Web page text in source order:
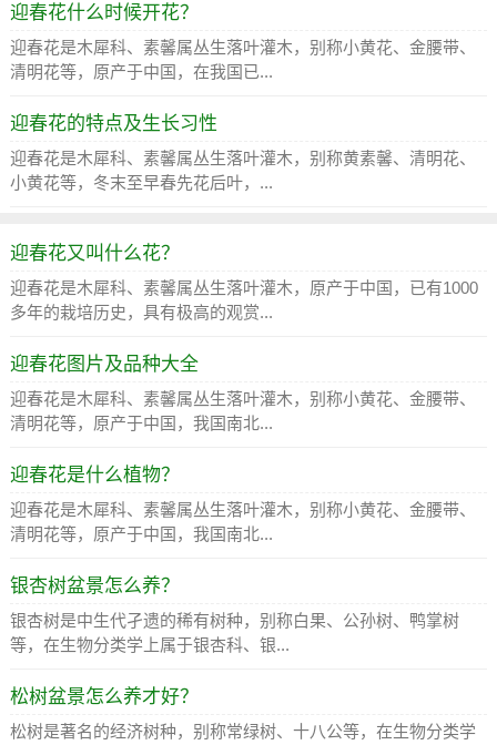
迎春花什么时候开花？
迎春花是木犀科、素馨属丛生落叶灌木，别称小黄花、金腰带、
清明花等，原产于中国，在我国已...
迎春花的特点及生长习性
迎春花是木犀科、素馨属丛生落叶灌木，别称黄素馨、清明花、
小黄花等，冬末至早春先花后叶，...
迎春花又叫什么花？
迎春花是木犀科、素馨属丛生落叶灌木，原产于中国，已有1000
多年的栽培历史，具有极高的观赏...
迎春花图片及品种大全
迎春花是木犀科、素馨属丛生落叶灌木，别称小黄花、金腰带、
清明花等，原产于中国，我国南北...
迎春花是什么植物？
迎春花是木犀科、素馨属丛生落叶灌木，别称小黄花、金腰带、
清明花等，原产于中国，我国南北...
银杏树盆景怎么养？
银杏树是中生代孑遗的稀有树种，别称白果、公孙树、鸭掌树
等，在生物分类学上属于银杏科、银...
松树盆景怎么养才好？
松树是著名的经济树种，别称常绿树、十八公等，在生物分类学